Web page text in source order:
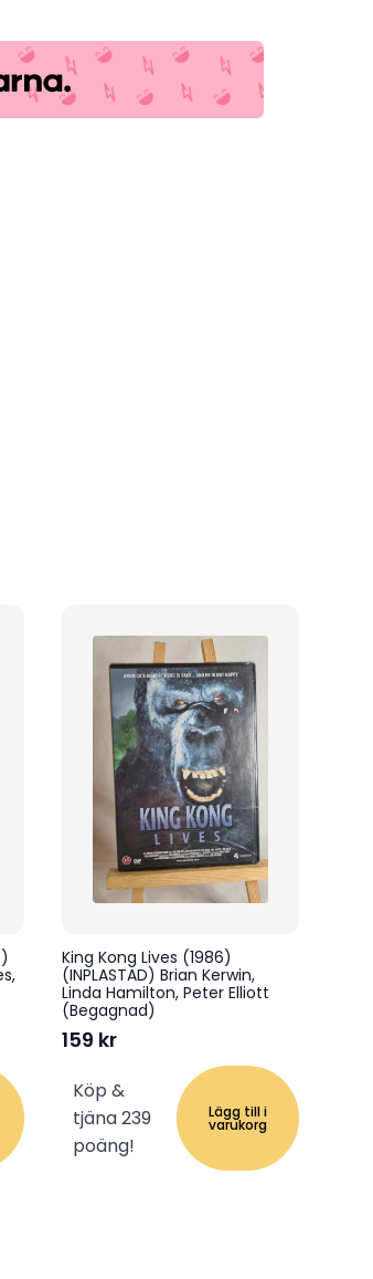
King Kong Lives (1986)
(INPLASTAD) Brian Kerwin,
Linda Hamilton, Peter Elliott
(Begagnad)
159 kr
Köp &
tjäna 239
poäng!
Lägg till i
varukorg